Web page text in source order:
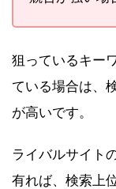
狙っているキー
ている場合は、
が高いです。
ライバルサイト
有れば、検索上